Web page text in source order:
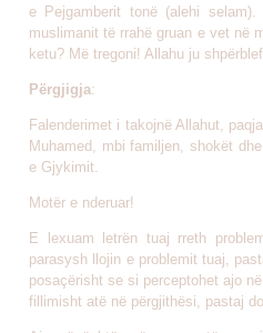
e Pejgamberit tonë (alehi
muslimanit të rrahë gruan e vet në
ketu? Më tregoni! Allahu ju
Përgjigja:
Falenderimet i takojnë Allahut,
Muhamed, mbi familjen, shokët
e Gjykimit.
Motër e nderuar!
E lexuam letrën tuaj rreth
parasysh llojin e problemit tuaj,
posaçërisht se si perceptohet ajo
fillimisht atë në përgjithësi, pastaj